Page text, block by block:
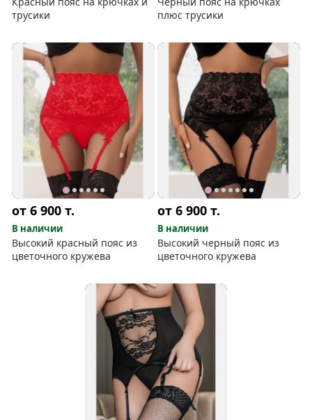
трусики
плюс трусики
от 6 900т.
В наличии
Высокий красный пояс из
цветочного кружева
от 6 900т.
В наличии
Высокий черный пояс из
цветочного кружева